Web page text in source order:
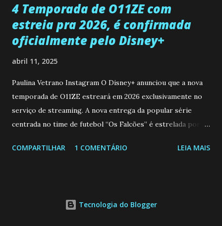
4 Temporada de O11ZE com
estreia pra 2026, é confirmada
oficialmente pelo Disney+
abril 11, 2025
Paulina Vetrano Instagram O Disney+ anunciou que a nova
temporada de O11ZE estreará em 2026 exclusivamente no
serviço de streaming. A nova entrega da popular série
centrada no time de futebol “Os Falcões” é estrelada por
Brum (Dedé), que voltam a interpretar seus personagens
atleta Sergio “Kun” Agüero, além de outras figuras de
COMPARTILHAR 1 COMENTÁRIO LEIA MAIS
Tecnologia do Blogger